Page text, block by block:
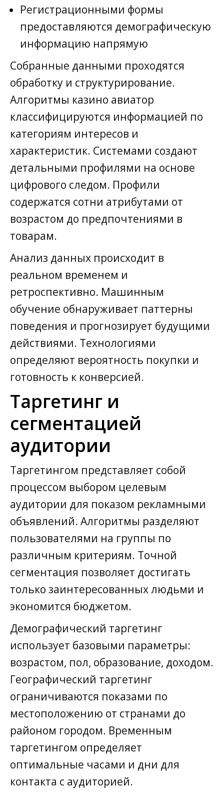
Регистрационными формы
предоставляются демографическую
информацию напрямую
Собранные данными проходятся
обработку и структурирование.
Алгоритмы казино авиатор
классифицируются информацией по
категориям интересов и
характеристик. Системами создают
детальными профилями на основе
цифрового следом. Профили
содержатся сотни атрибутами от
возрастом до предпочтениями в
товарам.
Анализ данных происходит в
реальном временем и
ретроспективно. Машинным
обучение обнаруживает паттерны
поведения и прогнозирует будущими
действиями. Технологиями
определяют вероятность покупки и
готовность к конверсией.
Таргетинг и
сегментацией
аудитории
Таргетингом представляет собой
процессом выбором целевым
аудитории для показом рекламными
объявлений. Алгоритмы разделяют
пользователями на группы по
различным критериям. Точной
сегментация позволяет достигать
только заинтересованных людьми и
экономится бюджетом.
Демографический таргетинг
использует базовыми параметры:
возрастом, пол, образование, доходом.
Географический таргетинг
ограничиваются показами по
местоположению от странами до
районом городом. Временным
таргетингом определяет
оптимальные часами и дни для
контакта с аудиторией.